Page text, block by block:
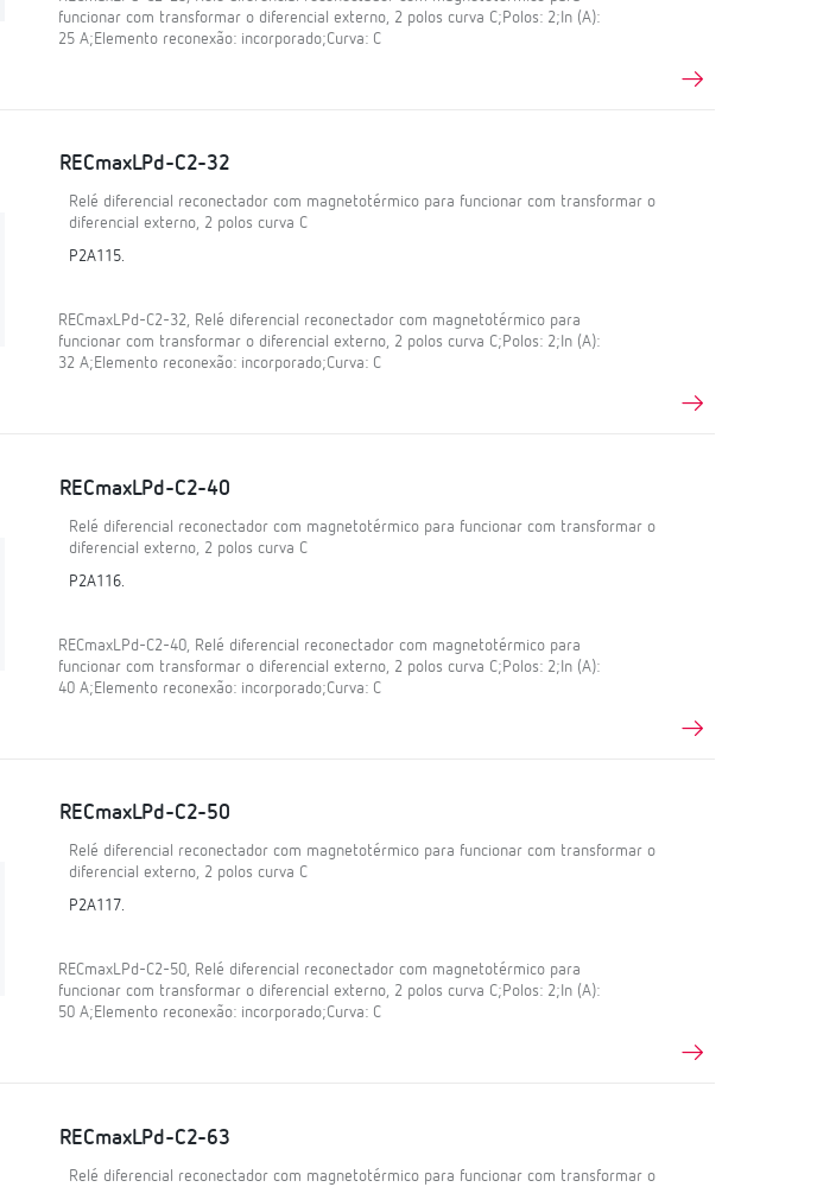
funcionar com transformar o diferencial externo, 2 polos curva C;Polos: 2;In (A):
25 A;Elemento reconexão: incorporado;Curva: C
RECmaxLPd-C2-32
Relé diferencial reconectador com magnetotérmico para funcionar com transformar o
diferencial externo, 2 polos curva C
P2A115.
RECmaxLPd-C2-32, Relé diferencial reconectador com magnetotérmico para
funcionar com transformar o diferencial externo, 2 polos curva C;Polos: 2;In (A):
32 A;Elemento reconexão: incorporado;Curva: C
RECmaxLPd-C2-40
Relé diferencial reconectador com magnetotérmico para funcionar com transformar o
diferencial externo, 2 polos curva C
P2A116.
RECmaxLPd-C2-40, Relé diferencial reconectador com magnetotérmico para
funcionar com transformar o diferencial externo, 2 polos curva C;Polos: 2;In (A):
40 A;Elemento reconexão: incorporado;Curva: C
RECmaxLPd-C2-50
Relé diferencial reconectador com magnetotérmico para funcionar com transformar o
diferencial externo, 2 polos curva C
P2A117.
RECmaxLPd-C2-50, Relé diferencial reconectador com magnetotérmico para
funcionar com transformar o diferencial externo, 2 polos curva C;Polos: 2;In (A):
50 A;Elemento reconexão: incorporado;Curva: C
RECmaxLPd-C2-63
Relé diferencial reconectador com magnetotérmico para funcionar com transformar o